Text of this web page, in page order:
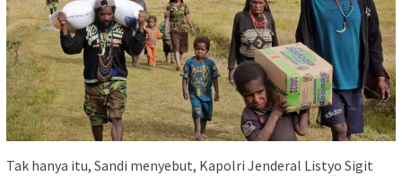
Tak hanya itu, Sandi menyebut, Kapolri Jenderal Listyo Sigit